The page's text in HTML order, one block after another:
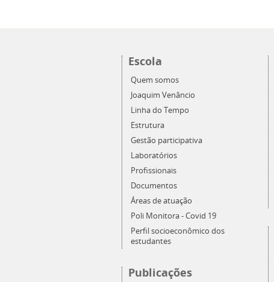
Escola
Quem somos
Joaquim Venâncio
Linha do Tempo
Estrutura
Gestão participativa
Laboratórios
Profissionais
Documentos
Áreas de atuação
Poli Monitora - Covid 19
Perfil socioeconômico dos
estudantes
Publicações